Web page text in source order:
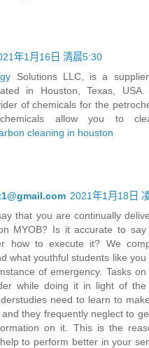
年1月16日 清晨5:30
Solutions LLC, is a
in Houston, Texas,
of chemicals for the
chemicals allow you to
cleaning in houston
2021年1月18日
that you are continually
MYOB? Is it accurate to
how to execute it? We
what youthful students like
of emergency. Tasks
while doing it in light of
need to learn to
they frequently neglect to
on it. This is the
to perform better in your